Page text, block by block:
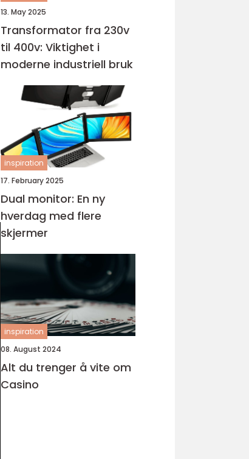
13. May 2025
Transformator fra 230v
til 400v: Viktighet i
moderne industriell bruk
inspiration
17. February 2025
Dual monitor: En ny
hverdag med flere
skjermer
inspiration
08. August 2024
Alt du trenger å vite om
Casino